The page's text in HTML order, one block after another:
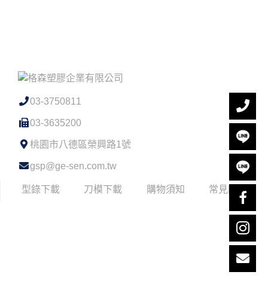
03-3750811
03-3635200
桃園市八德區榮興路1號
gsp@ge-sen.com.tw
型錄下載 刀模下載 購物須知 常見問題